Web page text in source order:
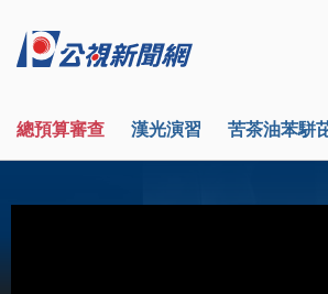
總預算審查 漢光演習 苦茶油苯駢